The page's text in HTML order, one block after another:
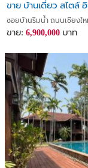
ขาย บ้านเดี่ยว สไตล์
ซอยบ้านริมน้ำ ถนนเชียงใ
ขาย: 6,900,000 บาท